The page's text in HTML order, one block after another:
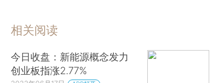
相关阅读
今日收盘：新能源概念发力
创业板指涨2.77%